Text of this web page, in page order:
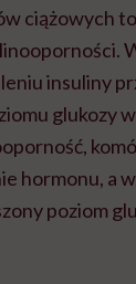
ciążowych
insuliny
glukozy
hormonu, a
poziom